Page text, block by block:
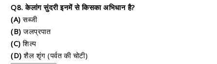
Q8. केलांग सुंदरी इनमें से किसका अभिधान है?
(A) सब्जी
(B) जलप्रपात
(C) शिल्प
(D) शैल शृंग (पर्वत की चोटी)